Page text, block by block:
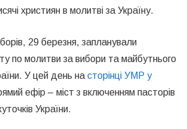
християн в молитві за Україну.
29 березня, запланували
по молитви за вибори та майбутнього
У цей день на сторінці УМР у
ефір – міст з включенням пасторів
України.